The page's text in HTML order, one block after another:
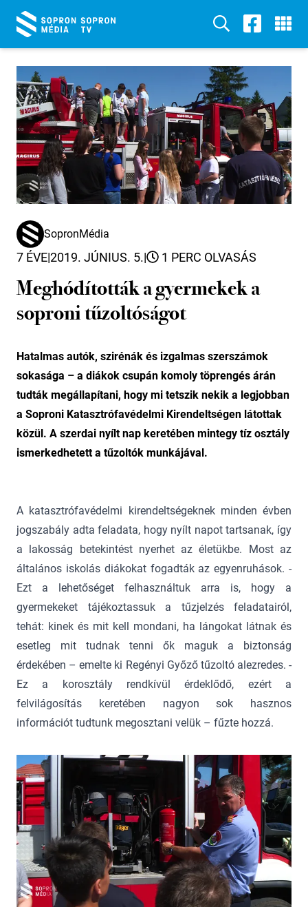
SopronMédia
7 ÉVE|2019. JÚNIUS. 5.| 1 PERC OLVASÁS
Meghódították a gyermekek a
soproni tűzoltóságot
Hatalmas autók, szirénák és izgalmas szerszámok
sokasága – a diákok csupán komoly töprengés árán
tudták megállapítani, hogy mi tetszik nekik a legjobban
a Soproni Katasztrófavédelmi Kirendeltségen látottak
közül. A szerdai nyílt nap keretében mintegy tíz osztály
ismerkedhetett a tűzoltók munkájával.
A katasztrófavédelmi kirendeltségeknek minden évben
jogszabály adta feladata, hogy nyílt napot tartsanak, így
a lakosság betekintést nyerhet az életükbe. Most az
általános iskolás diákokat fogadták az egyenruhások. -
Ezt a lehetőséget felhasználtuk arra is, hogy a
gyermekeket tájékoztassuk a tűzjelzés feladatairól,
tehát: kinek és mit kell mondani, ha lángokat látnak és
esetleg mit tudnak tenni ők maguk a biztonság
érdekében – emelte ki Regényi Győző tűzoltó alezredes. -
Ez a korosztály rendkívül érdeklődő, ezért a
felvilágosítás keretében nagyon sok hasznos
információt tudtunk megosztani velük – fűzte hozzá.